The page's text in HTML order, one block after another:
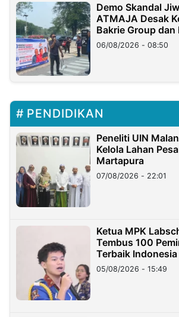
Demo Skandal
ATMAJA Desak
Bakrie Group dan
06/08/2026 - 08:50
PENDIDIKAN
Peneliti UIN
Kelola Lahan
Martapura
07/08/2026 - 22:01
Ketua MPK
Tembus 100
Terbaik Indonesia
05/08/2026 - 15:49